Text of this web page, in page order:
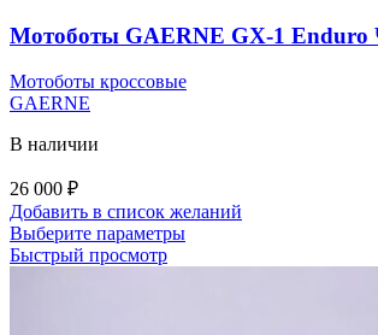
Мотоботы GAERNE GX-1 Enduro
Мотоботы кроссовые
GAERNE
В наличии
26 000 ₽
Добавить в список желаний
Выберите параметрыЭтот
Быстрый просмотр